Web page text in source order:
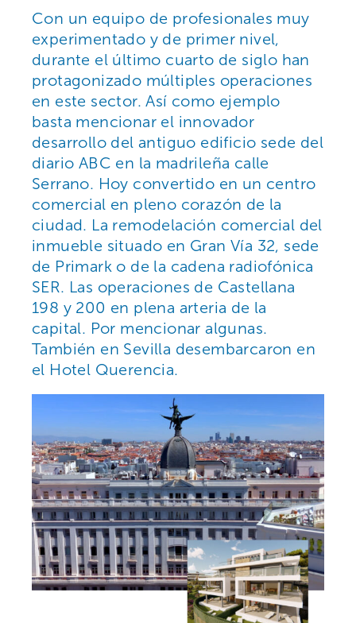
Con un equipo de profesionales muy
experimentado y de primer nivel,
durante el último cuarto de siglo han
protagonizado múltiples operaciones
en este sector. Así como ejemplo
basta mencionar el innovador
desarrollo del antiguo edificio sede del
diario ABC en la madrileña calle
Serrano. Hoy convertido en un centro
comercial en pleno corazón de la
ciudad. La remodelación comercial del
inmueble situado en Gran Vía 32, sede
de Primark o de la cadena radiofónica
SER. Las operaciones de Castellana
198 y 200 en plena arteria de la
capital. Por mencionar algunas.
También en Sevilla desembarcaron en
el Hotel Querencia.